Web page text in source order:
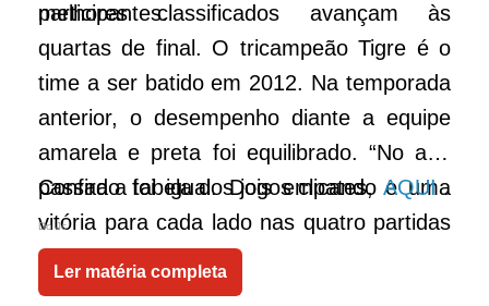
participantes.
melhores classificados avançam às
quartas de final. O tricampeão Tigre é o
time a ser batido em 2012. Na temporada
anterior, o desempenho diante a equipe
amarela e preta foi equilibrado. “No ano
passado foi igual. Dois empates, e uma
vitória para cada lado nas quatro partidas
que fizemos. Eles têm um grande técnico,
estão entrosados, são experientes.
Confira a tabela dos jogos clicando AQUI.
Do Jc
Ler matéria completa